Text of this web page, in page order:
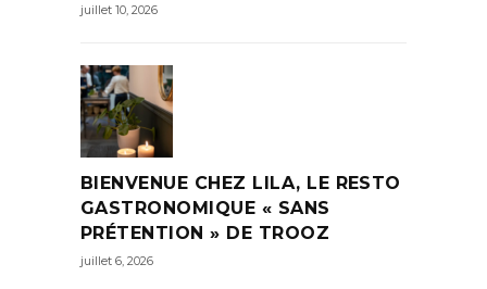
juillet 10, 2026
BIENVENUE CHEZ LILA, LE RESTO
GASTRONOMIQUE « SANS
PRÉTENTION » DE TROOZ
juillet 6, 2026